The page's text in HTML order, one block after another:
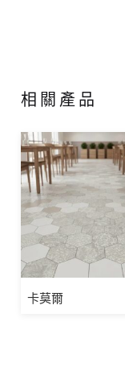
相關產品
卡莫爾